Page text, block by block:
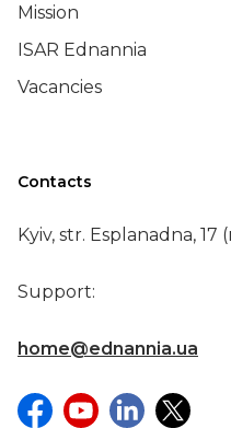
Mission
ISAR Ednannia
Vacancies
Contacts
Kyiv, str. Esplanadna,
Support:
home@ednannia.ua